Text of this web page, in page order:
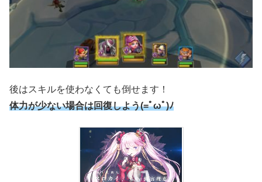
後はスキルを使わなくても倒せます！
体力が少ない場合は回復しよう(=ﾟωﾟ)ﾉ